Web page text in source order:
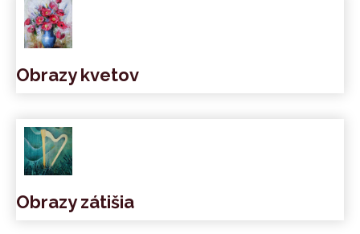
Obrazy kvetov
Obrazy zátišia